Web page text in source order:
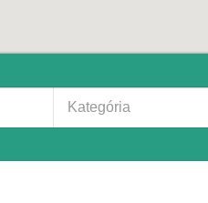
Kategória